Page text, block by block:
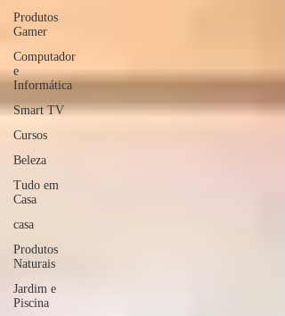
Produtos
Gamer
Computador
e
Informática
Smart TV
Cursos
Beleza
Tudo em
Casa
casa
Produtos
Naturais
Jardim e
Piscina